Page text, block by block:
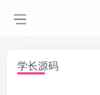
学长源码